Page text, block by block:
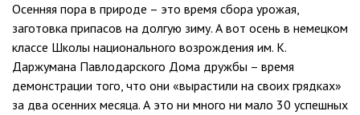
Осенняя пора в природе – это время сбора урожая,
заготовка припасов на долгую зиму. А вот осень в немецком
классе Школы национального возрождения им. К.
Даржумана Павлодарского Дома дружбы – время
демонстрации того, что они «вырастили на своих грядках»
за два осенних месяца. А это ни много ни мало 30 успешных